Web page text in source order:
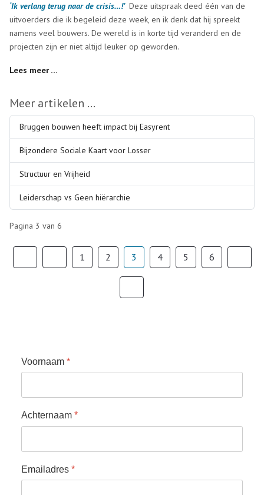
‘Ik verlang terug naar de crisis…!’Deze uitspraak deed één van de
uitvoerders die ik begeleid deze week, en ik denk dat hij spreekt
namens veel bouwers. De wereld is in korte tijd veranderd en de
projecten zijn er niet altijd leuker op geworden.
Lees meer …
Meer artikelen …
Bruggen bouwen heeft impact bij Easyrent
Bijzondere Sociale Kaart voor Losser
Structuur en Vrijheid
Leiderschap vs Geen hiërarchie
Pagina 3 van 6
1 2 3 4 5 6
Voornaam*
Achternaam*
Emailadres*